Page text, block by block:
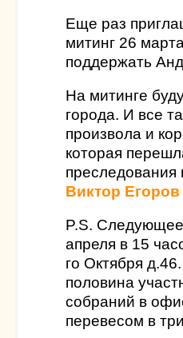
Еще раз
митинг 26
поддержать
На митинге
города. И все
произвола и
которая
преследования
Виктор Егоров
P.S.
апреля в 15
го Октября
половина
собраний в
перевесом в